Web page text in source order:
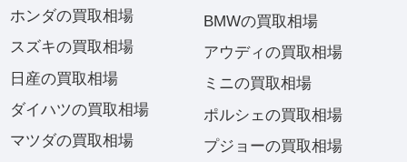
ホンダの買取相場
スズキの買取相場
日産の買取相場
ダイハツの買取相場
マツダの買取相場
BMWの買取相場
アウディの買取相場
ミニの買取相場
ポルシェの買取相場
プジョーの買取相場